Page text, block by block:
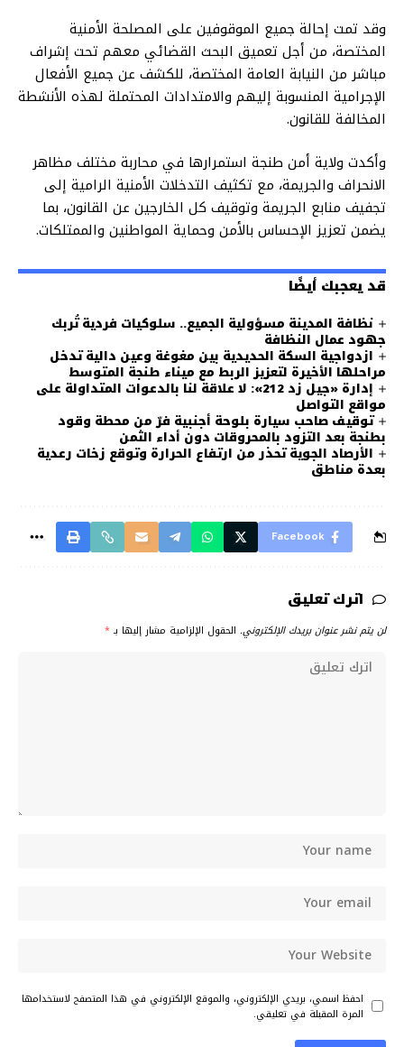
وقد تمت إحالة جميع الموقوفين على المصلحة الأمنية
المختصة، من أجل تعميق البحث القضائي معهم تحت إشراف
مباشر من النيابة العامة المختصة، للكشف عن جميع الأفعال
الإجرامية المنسوبة إليهم والامتدادات المحتملة لهذه الأنشطة
المخالفة للقانون.
وأكدت ولاية أمن طنجة استمرارها في محاربة مختلف مظاهر
الانحراف والجريمة، مع تكثيف التدخلات الأمنية الرامية إلى
تجفيف منابع الجريمة وتوقيف كل الخارجين عن القانون، بما
يضمن تعزيز الإحساس بالأمن وحماية المواطنين والممتلكات.
قد يعجبك أيضًا
نظافة المدينة مسؤولية الجميع.. سلوكيات فردية تُربك
جهود عمال النظافة
ازدواجية السكة الحديدية بين مغوغة وعين دالية تدخل
مراحلها الأخيرة لتعزيز الربط مع ميناء طنجة المتوسط
إدارة «جيل زد 212»: لا علاقة لنا بالدعوات المتداولة على
مواقع التواصل
توقيف صاحب سيارة بلوحة أجنبية فرّ من محطة وقود
بطنجة بعد التزود بالمحروقات دون أداء الثمن
الأرصاد الجوية تحذر من ارتفاع الحرارة وتوقع زخات رعدية
بعدة مناطق
Facebook
اترك تعليق
لن يتم نشر عنوان بريدك الإلكتروني. الحقول الإلزامية مشار إليها بـ *
احفظ اسمي، بريدي الإلكتروني، والموقع الإلكتروني في هذا المتصفح لاستخدامها
المرة المقبلة في تعليقي.